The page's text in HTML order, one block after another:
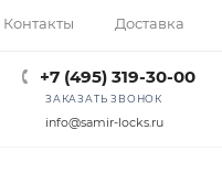
Контакты Доставка
+7 (495) 319-30-00
ЗАКАЗАТЬ ЗВОНОК
info@samir-locks.ru